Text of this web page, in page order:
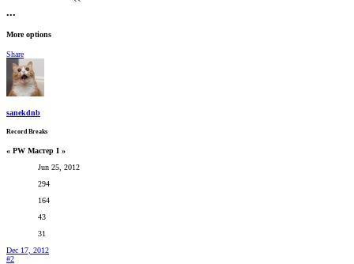
•••
More options
Share
sanekdnb
Record Breaks
« PW Мастер I »
Jun 25, 2012
294
164
43
31
Dec 17, 2012
#2